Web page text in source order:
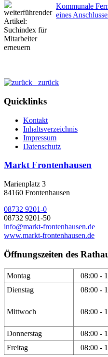
Kommunale
eines
zurück
Quicklinks
Kontakt
Inhaltsverzeichnis
Impressum
Datenschutz
Markt Frontenhausen
Marienplatz 3
84160 Frontenhausen
08732 9201-0
08732 9201-50
info@markt-frontenhausen.de
www.markt-frontenhausen.de
Öffnungszeiten des
Montag 08:00 -
Dienstag
08:00 -
Mittwoch 08:00 -
Donnerstag 08:00 -
Freitag
08:00 -